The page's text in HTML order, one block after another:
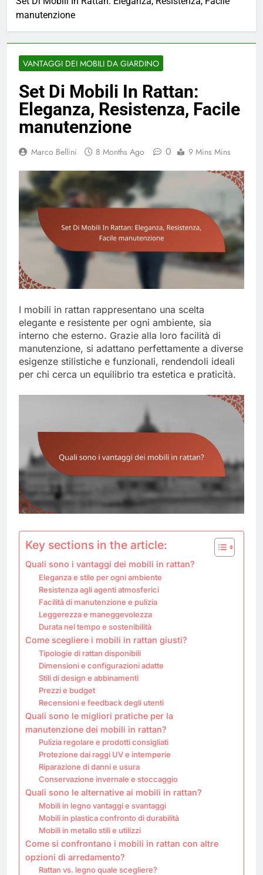
manutenzione
VANTAGGI DEI MOBILI DA GIARDINO
Set Di Mobili In Rattan:
Eleganza, Resistenza, Facile
manutenzione
Marco Bellini 8 Months Ago 0 9 Mins Mins
I mobili in rattan rappresentano una scelta
elegante e resistente per ogni ambiente, sia
interno che esterno. Grazie alla loro facilità di
manutenzione, si adattano perfettamente a diverse
esigenze stilistiche e funzionali, rendendoli ideali
per chi cerca un equilibrio tra estetica e praticità.
Key sections in the article:
Quali sono i vantaggi dei mobili in rattan?
Eleganza e stile per ogni ambiente
Resistenza agli agenti atmosferici
Facilità di manutenzione e pulizia
Leggerezza e maneggevolezza
Durata nel tempo e sostenibilità
Come scegliere i mobili in rattan giusti?
Tipologie di rattan disponibili
Dimensioni e configurazioni adatte
Stili di design e abbinamenti
Prezzi e budget
Recensioni e feedback degli utenti
Quali sono le migliori pratiche per la
manutenzione dei mobili in rattan?
Pulizia regolare e prodotti consigliati
Protezione dai raggi UV e intemperie
Riparazione di danni e usura
Conservazione invernale e stoccaggio
Quali sono le alternative ai mobili in rattan?
Mobili in legno vantaggi e svantaggi
Mobili in plastica confronto di durabilità
Mobili in metallo stili e utilizzi
Come si confrontano i mobili in rattan con altre
opzioni di arredamento?
Rattan vs. legno quale scegliere?